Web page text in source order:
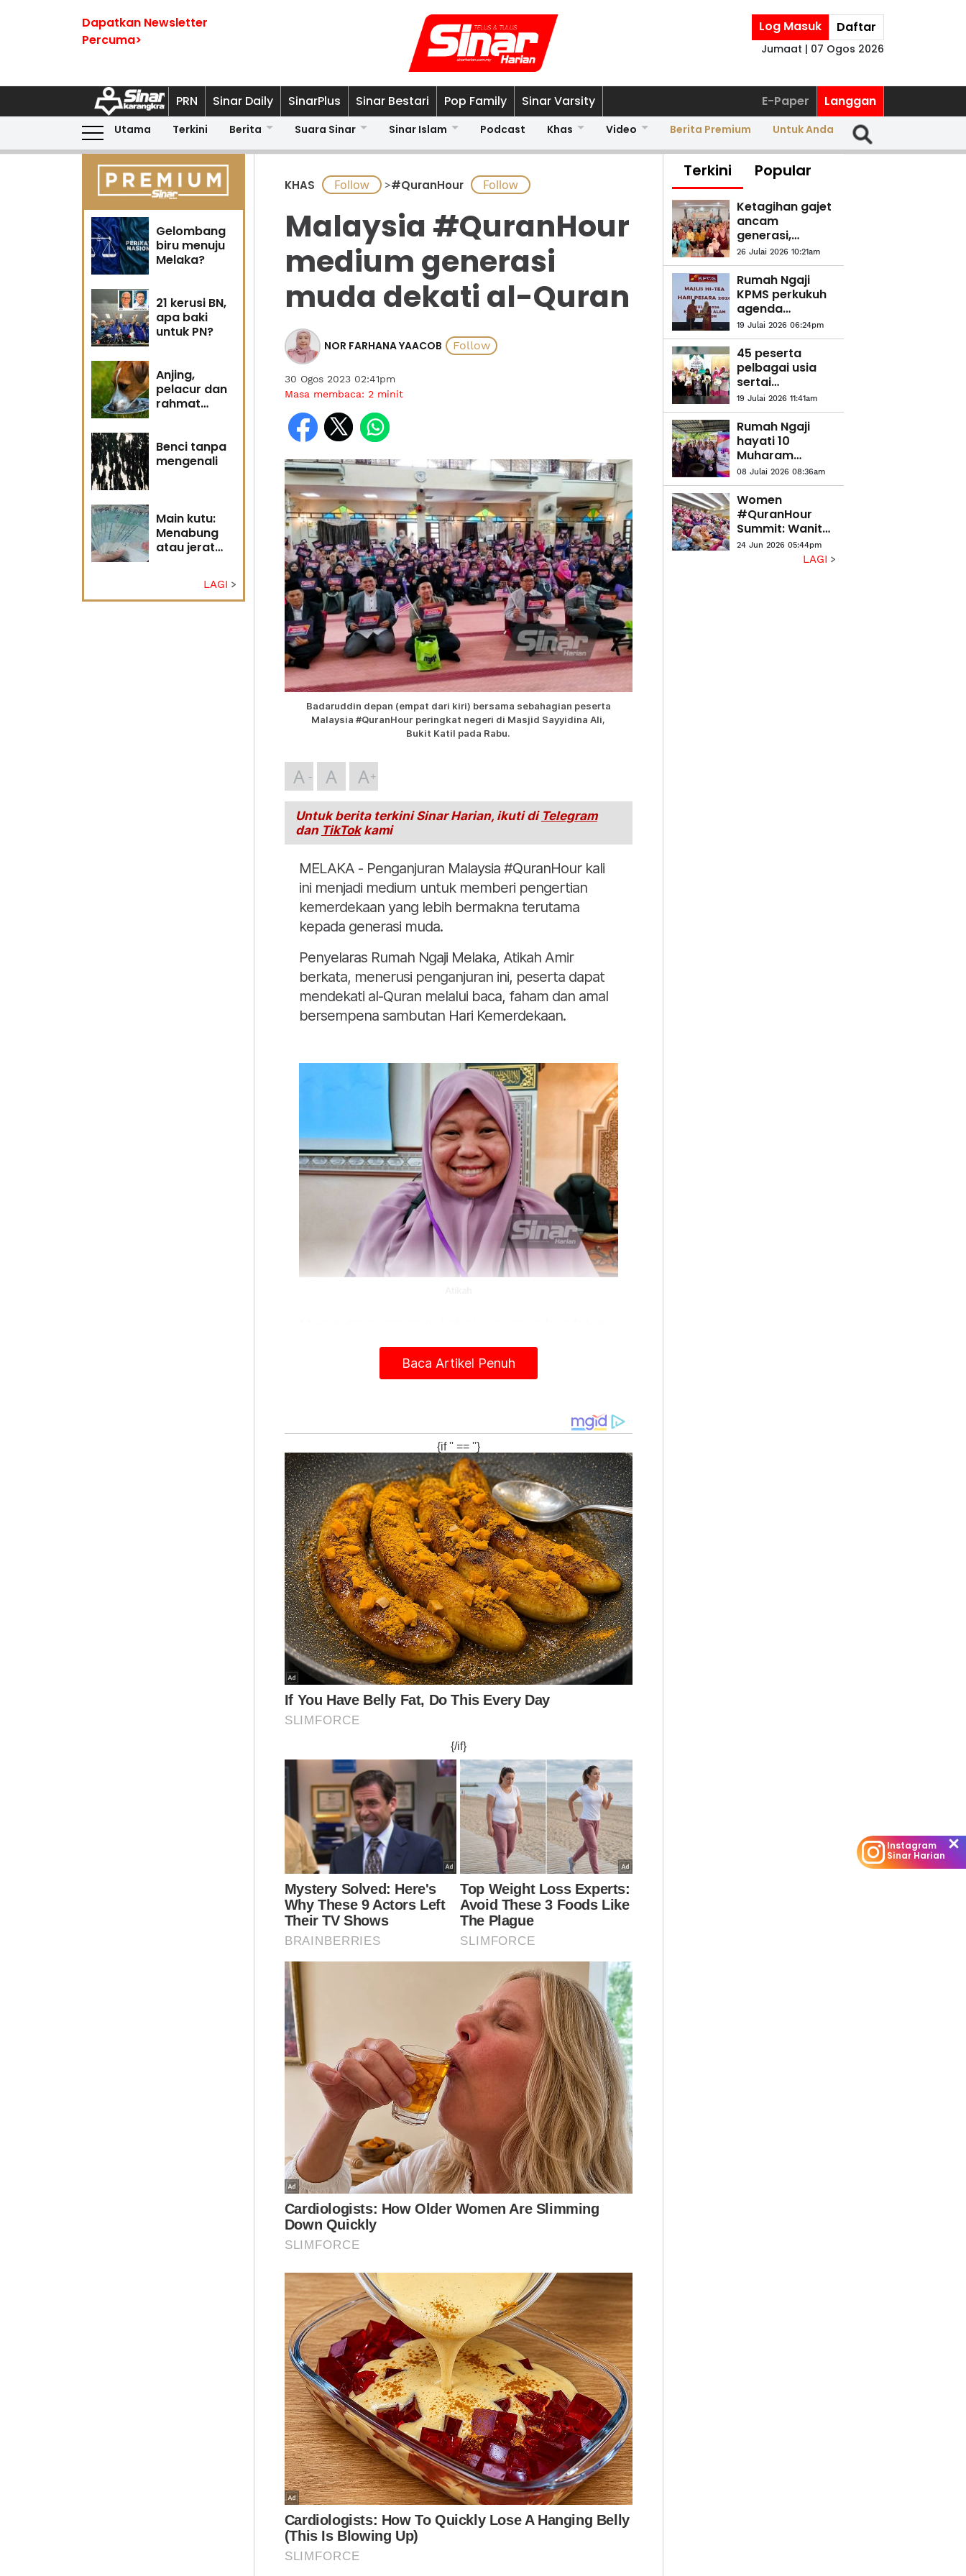
Dapatkan Newsletter
Percuma>
Log Masuk Daftar
Jumaat | 07 Ogos 2026
PRN Sinar Daily SinarPlus Sinar Bestari Pop Family Sinar Varsity E-Paper Langgan
Utama Terkini Berita Suara Sinar Sinar Islam Podcast Khas Video Berita Premium Untuk Anda
Gelombang
biru menuju
Melaka?
21 kerusi BN,
apa baki
untuk PN?
Anjing,
pelacur dan
rahmat
Benci tanpa
mengenali
Main kutu:
Menabung
atau jerat
LAGI
KHAS >#QuranHour
Malaysia #QuranHour
medium generasi
muda dekati al-Quran
NOR FARHANA YAACOB
30 Ogos 2023 02:41pm
Masa membaca: 2 minit
Badaruddin depan (empat dari kiri) bersama sebahagian peserta
Malaysia #QuranHour peringkat negeri di Masjid Sayyidina Ali,
Bukit Katil pada Rabu.
A A A
Untuk berita terkini Sinar Harian, ikuti di Telegram
dan TikTokkami
MELAKA - Penganjuran Malaysia #QuranHour kali
ini menjadi medium untuk memberi pengertian
kemerdekaan yang lebih bermakna terutama
kepada generasi muda.
Penyelaras Rumah Ngaji Melaka, Atikah Amir
berkata, menerusi penganjuran ini, peserta dapat
mendekati al-Quran melalui baca, faham dan amal
bersempena sambutan Hari Kemerdekaan.
kepada golongan muda secara tidak langsung
menjadi pemangkin semangat kepada pihaknya
untuk memperluaskan pengisian seperti ini di
"Program Malaysia #QuranHour ini memberi
motivasi dan semangat untuk kita bawa ke sekolah-
sekolah dan kolej.
"Ini bagi membolehkan kita mendekati pemuda,
remaja agar kenal apa itu al-Quran,
keistimewaannya, peranan al-Quran yang menjadi
asas kehidupan kita demi kebaikan dunia dan
akhirat," katanya ketika ditemui selepas Malaysia
#QuranHour peringkat negeri di Masjid Sayyidina
Ali, Bukit Katil di sini, pada Rabu.
Atikah menyampaikan cenderahati kepada Badaruddin pada program
Hadir sama, Pengarah Jabatan Agama Islam
Melaka (JAIM), Badaruddin Mohd Kassim.
Tambahnya, program yang dilaksanakan sejak 2015
itu memberi peluang orang ramai dari pelbagai
peringkat umur bersama al-Quran, sebagai
permulaan untuk melakukan perubahan minda
melalui Quran, Tadabur, Tazakkur (QTT).
Artikel Berkaitan:
Jadikan Al-Quran kompas hidup tarik minat Wardah &
Kahf taja Malaysia #QuranHour
[VIDEO] Remaja 16 tahun qari Malaysia #QuranHour di
Perak
Malaysia#QuranHour dekatkan banduan, warga
penjara kepada al-Quran
"Kita juga bersyukur program yang diadakan
dengan membawa misi Surah Al-Fatihah, Surah Al-
Insan dan Surah Al-Asr mendapat sambutan
menggalakkan hampir 1,000 penyertaan," katanya
lagi.
Baca Artikel Penuh
Terkini Popular
Ketagihan gajet
ancam
generasi,
Rumah Ngaji
Kelantan seru
kembali kepada
al-Quran
26 Julai 2026 10:21am
Rumah Ngaji
KPMS perkukuh
agenda
pembangunan
ummah dalam
kalangan
pesara
19 Julai 2026 06:24pm
45 peserta
pelbagai usia
sertai
pertandingan
tadabbur al-
Quran
19 Julai 2026 11:41am
Rumah Ngaji
hayati 10
Muharam
bersama
komuniti
08 Julai 2026 08:36am
Women
#QuranHour
Summit: Wanita
pemangkin
utama sebar
24 Jun 2026 05:44pm
LAGI
Instagram
Sinar Harian